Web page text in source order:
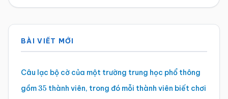
Sidebar
chính
BÀI VIẾT MỚI
Câu lạc bộ cờ của một trường trung học phổ thông
gồm35 thành viên, trong đó mỗi thành viên biết chơi